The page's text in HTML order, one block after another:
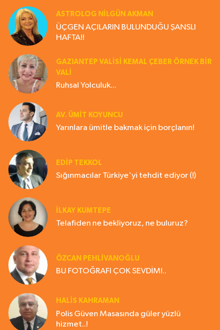
ASTROLOG NILGÜN AKMAN
ÜÇGEN AÇILARIN BULUNDUĞU ŞANSLI
HAFTA!!
GAZIANTEP VALISI KEMAL ÇEBER ÖRNEK BİR
VALİ
Ruhsal Yolculuk...
AV. ÜMIT KOYUNCU
Yarınlara ümitle bakmak için borçlanın!
EDIP TEKKOL
Sığınmacılar Türkiye'yi tehdit ediyor (!)
İLKAY KUMTEPE
Telafiden ne bekliyoruz, ne buluruz?
ÖZCAN PEHLİVANOĞLU
BU FOTOĞRAFI ÇOK SEVDİM!..
HALIS KAHRAMAN
Polis Güven Masasında güler yüzlü
hizmet..!